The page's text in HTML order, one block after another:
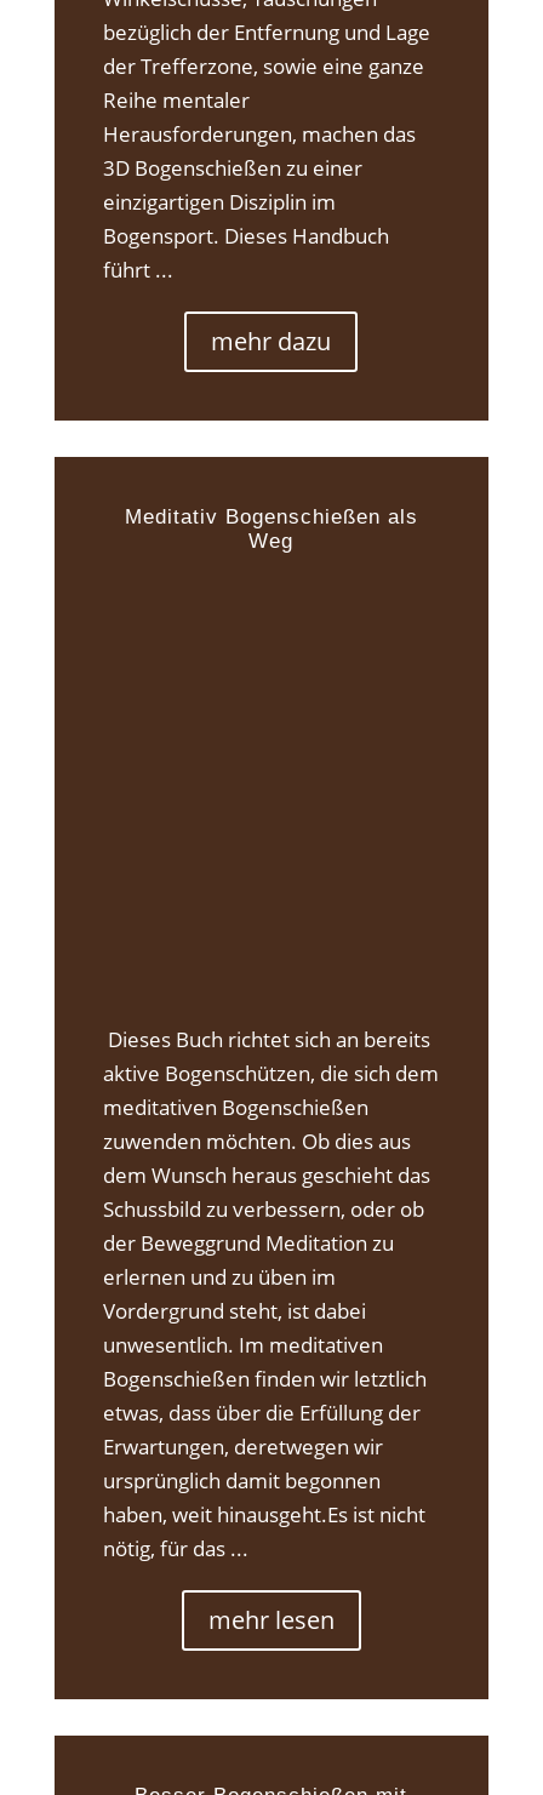
bezüglich der Entfernung und Lage
der Trefferzone, sowie eine ganze
Reihe mentaler
Herausforderungen, machen das
3D Bogenschießen zu einer
einzigartigen Disziplin im
Bogensport. Dieses Handbuch
führt ...
mehr dazu
Meditativ Bogenschießen als
Weg
Dieses Buch richtet sich an bereits
aktive Bogenschützen, die sich dem
meditativen Bogenschießen
zuwenden möchten. Ob dies aus
dem Wunsch heraus geschieht das
Schussbild zu verbessern, oder ob
der Beweggrund Meditation zu
erlernen und zu üben im
Vordergrund steht, ist dabei
unwesentlich. Im meditativen
Bogenschießen finden wir letztlich
etwas, dass über die Erfüllung der
Erwartungen, deretwegen wir
ursprünglich damit begonnen
haben, weit hinausgeht.Es ist nicht
nötig, für das ...
mehr lesen